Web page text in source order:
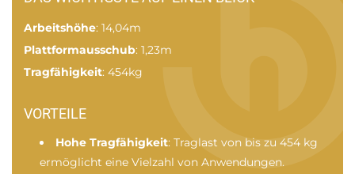
Arbeitshöhe: 14,04m
Plattformausschub: 1,23m
Tragfähigkeit: 454kg
VORTEILE
Hohe Tragfähigkeit: Traglast von bis zu 454 kg
ermöglicht eine Vielzahl von Anwendungen.